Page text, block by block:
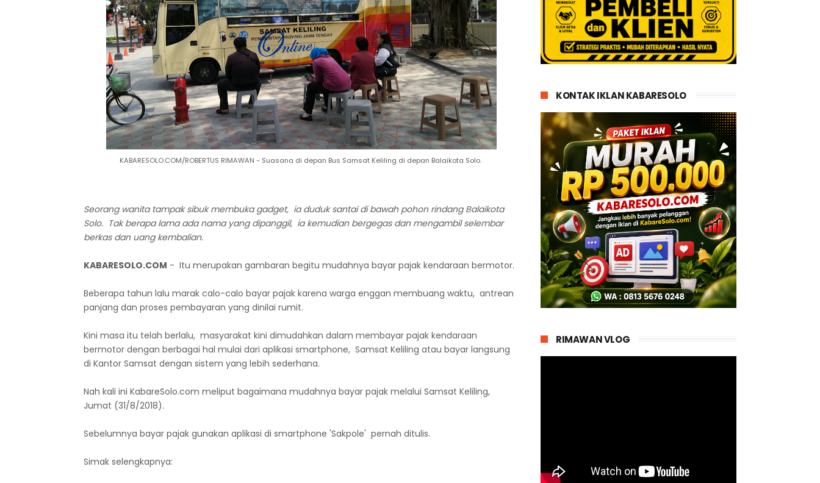
KABARESOLO.COM/ROBERTUS RIMAWAN - Suasana di depan Bus Samsat Keliling di depan Balaikota Solo.
Seorang wanita tampak sibuk membuka gadget, ia duduk santai di bawah pohon rindang Balaikota
Solo. Tak berapa lama ada nama yang dipanggil, ia kemudian bergegas dan mengambil selembar
berkas dan uang kembalian.
KABARESOLO.COM - Itu merupakan gambaran begitu mudahnya bayar pajak kendaraan bermotor.
Beberapa tahun lalu marak calo-calo bayar pajak karena warga enggan membuang waktu, antrean
panjang dan proses pembayaran yang dinilai rumit.
Kini masa itu telah berlalu, masyarakat kini dimudahkan dalam membayar pajak kendaraan
bermotor dengan berbagai hal mulai dari aplikasi smartphone, Samsat Keliling atau bayar langsung
di Kantor Samsat dengan sistem yang lebih sederhana.
Nah kali ini KabareSolo.com meliput bagaimana mudahnya bayar pajak melalui Samsat Keliling,
Jumat (31/8/2018).
Sebelumnya bayar pajak gunakan aplikasi di smartphone 'Sakpole' pernah ditulis.
Simak selengkapnya:
KONTAK IKLAN KABARESOLO
RIMAWAN VLOG